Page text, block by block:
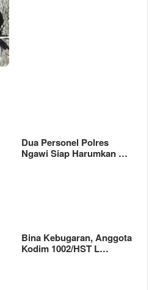
Dua Personel Polres
Ngawi Siap Harumkan …
Bina Kebugaran, Anggota
Kodim 1002/HST L…